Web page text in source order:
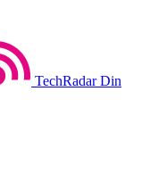
TechRadar Din